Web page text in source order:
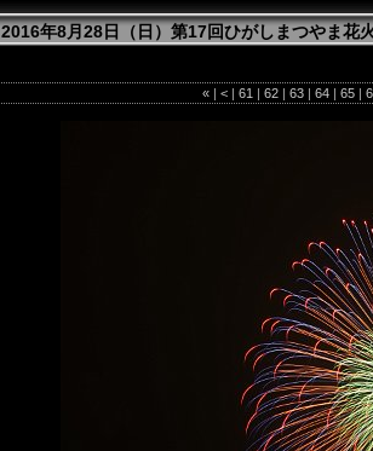
2016年8月28日（日）第17回ひがしまつやま花
« | < | 61 | 62 | 63 | 64 | 65 |